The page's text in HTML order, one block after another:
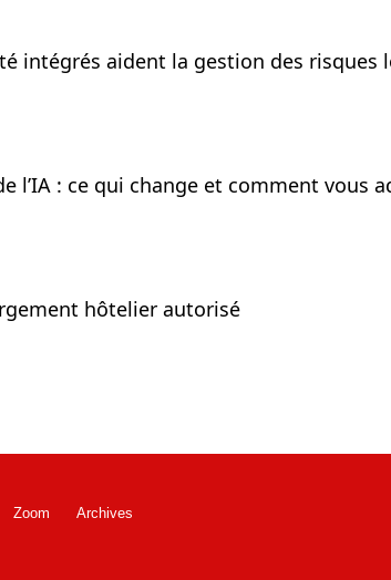
intégrés aident la gestion des risques
l’IA : ce qui change et comment vous
hôtelier autorisé
Zoom Archives